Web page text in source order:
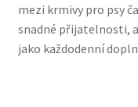
Granule pro psy
Natural
mezi krmivy pro psy
snadné přijatelnosti,
jako každodenní